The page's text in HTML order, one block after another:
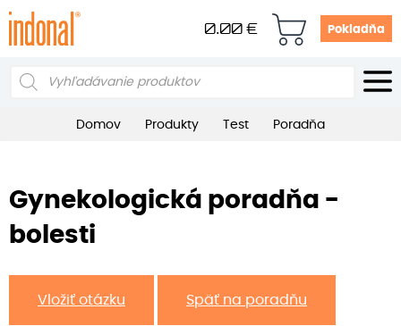
0.00 € Pokladňa
Products
Domov Produkty Test Poradňa
Gynekologická poradňa -
bolesti
Vložiť otázku Späť na poradňu